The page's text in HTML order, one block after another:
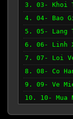
3. 03- Khoi
4. 04- Bao
5. 05- Lang
6. 06- Linh
7. 07- Loi
8. 08- Co
9. 09- Ve
10. 10- Mua